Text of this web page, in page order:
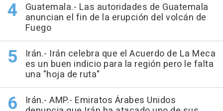
Guatemala.- Las autoridades de Guatemala
anuncian el fin de la erupción del volcán de
Fuego
Irán.- Irán celebra que el Acuerdo de La Meca
es un buen indicio para la región pero le falta
una "hoja de ruta"
Irán.- AMP.- Emiratos Árabes Unidos